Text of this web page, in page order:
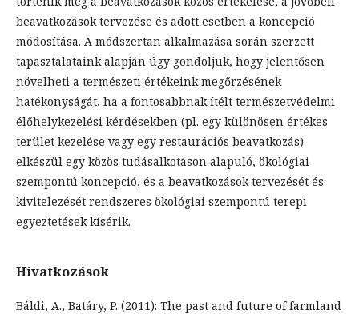
beavatkozások tervezése és adott esetben a koncepció
módosítása. A módszertan alkalmazása során szerzett
tapasztalataink alapján úgy gondoljuk, hogy jelentősen
növelheti a természeti értékeink megőrzésének
hatékonyságát, ha a fontosabbnak ítélt természetvédelmi
élőhelykezelési kérdésekben (pl. egy különösen értékes
terület kezelése vagy egy restaurációs beavatkozás)
elkészül egy közös tudásalkotáson alapuló, ökológiai
szempontú koncepció, és a beavatkozások tervezését és
kivitelezését rendszeres ökológiai szempontú terepi
egyeztetések kísérik.
Hivatkozások
Báldi, A., Batáry, P. (2011): The past and future of farmland